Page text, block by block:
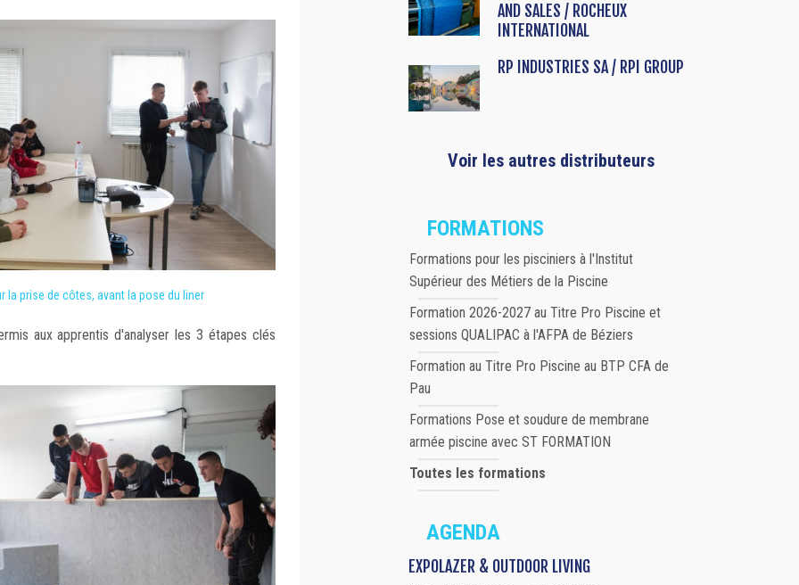
la prise de côtes, avant la pose du liner
aux apprentis d'analyser les 3 étapes clés
AND SALES / ROCHEUX
INTERNATIONAL
RP INDUSTRIES SA / RPI GROUP
Voir les autres distributeurs
FORMATIONS
Formations pour les pisciniers à l'Institut
Supérieur des Métiers de la Piscine
Formation 2026-2027 au Titre Pro Piscine et
sessions QUALIPAC à l'AFPA de Béziers
Formation au Titre Pro Piscine au BTP CFA de
Pau
Formations Pose et soudure de membrane
armée piscine avec ST FORMATION
Toutes les formations
AGENDA
EXPOLAZER & OUTDOOR LIVING